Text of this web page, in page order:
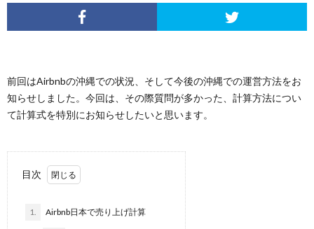
前回はAirbnbの沖縄での状況、そして今後の沖縄での運営方法をお
知らせしました。今回は、その際質問が多かった、計算方法につい
て計算式を特別にお知らせしたいと思います。
目次
1. Airbnb日本で売り上げ計算